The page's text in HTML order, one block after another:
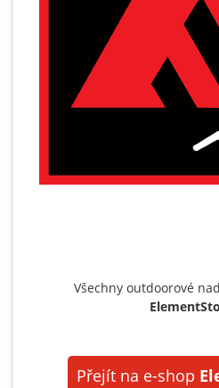
Všechny outdoorové
Přejít na e-shop